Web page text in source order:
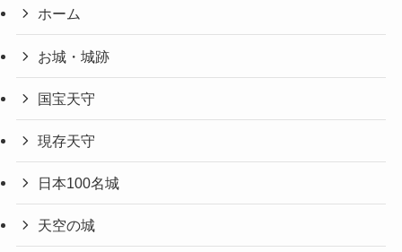
ホーム
お城・城跡
国宝天守
現存天守
日本100名城
天空の城